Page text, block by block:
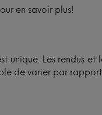
en savoir plus!
unique. Les rendus et
de varier par